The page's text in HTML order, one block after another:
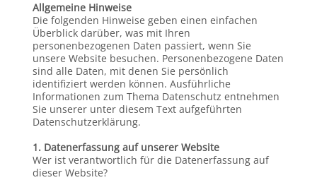
Allgemeine Hinweise
Die folgenden Hinweise geben einen einfachen
Überblick darüber, was mit Ihren
personenbezogenen Daten passiert, wenn Sie
unsere Website besuchen. Personenbezogene Daten
sind alle Daten, mit denen Sie persönlich
identifiziert werden können. Ausführliche
Informationen zum Thema Datenschutz entnehmen
Sie unserer unter diesem Text aufgeführten
Datenschutzerklärung.
1. Datenerfassung auf unserer Website
Wer ist verantwortlich für die Datenerfassung auf
dieser Website?